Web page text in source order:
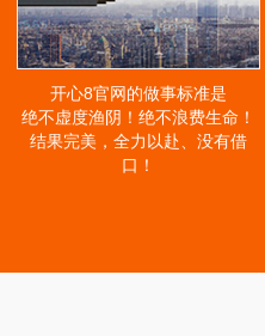
开心8官网的做事标准是
绝不虚度渔阴！绝不浪费生命！
结果完美，全力以赴、没有借
口！